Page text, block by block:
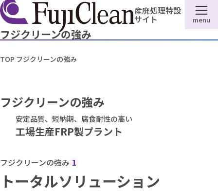
産廃処理特設
サイト menu
フジクリーンの強み
TOP フジクリーンの強み
フジクリーンの強み
安定品質、短納期、腐食耐性の高い
工場生産FRP製プラント
フジクリーンの強み 1
トータルソリューション